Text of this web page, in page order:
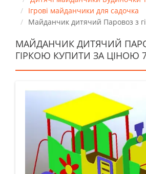
Ігрові майданчики для садочка
Майданчик дитячий Паровоз з
МАЙДАНЧИК ДИТЯЧИЙ
ГІРКОЮ КУПИТИ ЗА ЦІНОЮ